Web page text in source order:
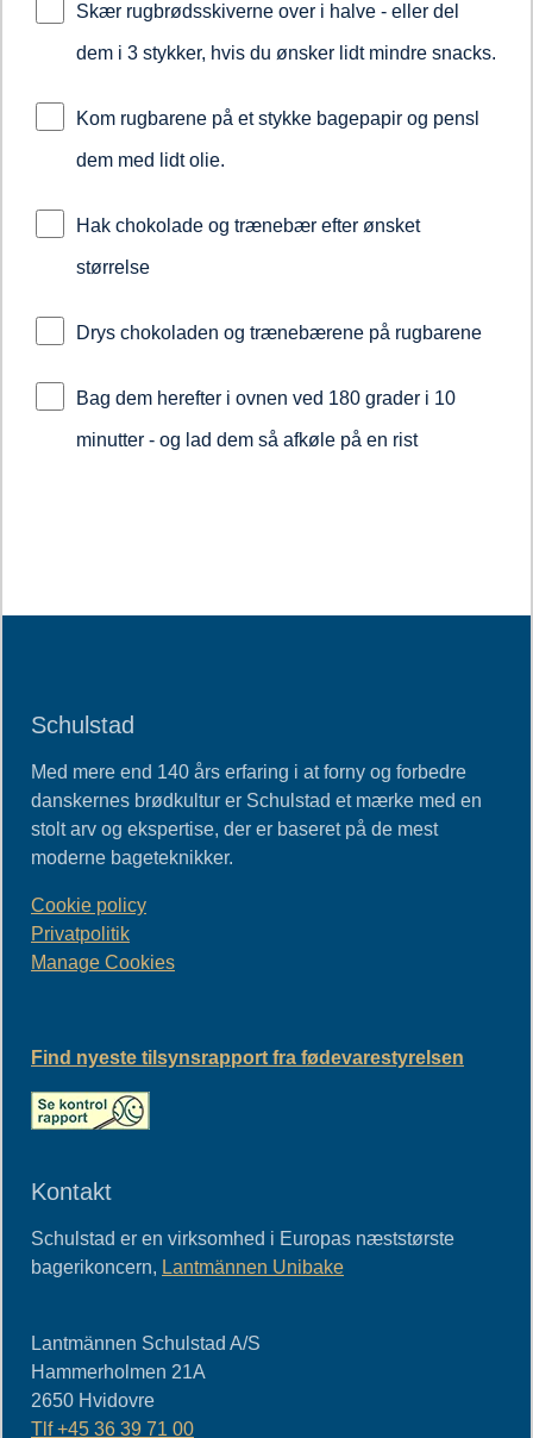
Skær rugbrødsskiverne over i halve - eller del
dem i 3 stykker, hvis du ønsker lidt mindre snacks.
Kom rugbarene på et stykke bagepapir og pensl
dem med lidt olie.
Hak chokolade og trænebær efter ønsket
størrelse
Drys chokoladen og trænebærene på rugbarene
Bag dem herefter i ovnen ved 180 grader i 10
minutter - og lad dem så afkøle på en rist
Schulstad
Med mere end 140 års erfaring i at forny og forbedre
danskernes brødkultur er Schulstad et mærke med en
stolt arv og ekspertise, der er baseret på de mest
moderne bageteknikker.
Cookie policy
Privatpolitik
Manage Cookies
Find nyeste tilsynsrapport fra fødevarestyrelsen
Kontakt
Schulstad er en virksomhed i Europas næststørste
bagerikoncern, Lantmännen Unibake
Lantmännen Schulstad A/S
Hammerholmen 21A
2650 Hvidovre
Tlf+45 36 39 71 00